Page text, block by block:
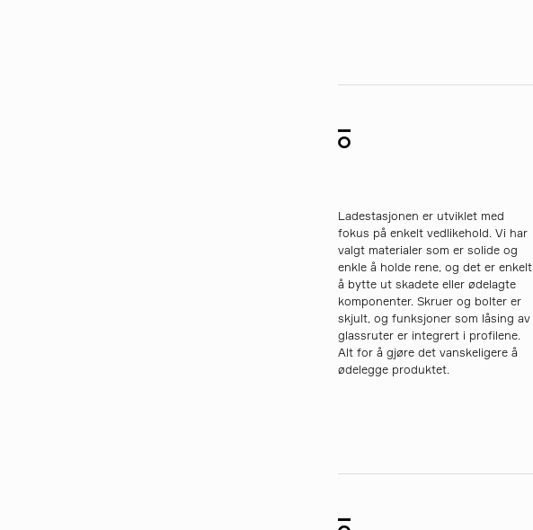
Ladestasjonen er utviklet med
fokus på enkelt vedlikehold. Vi har
valgt materialer som er solide og
enkle å holde rene, og det er enkelt
å bytte ut skadete eller ødelagte
komponenter. Skruer og bolter er
skjult, og funksjoner som låsing av
glassruter er integrert i profilene.
Alt for å gjøre det vanskeligere å
ødelegge produktet.